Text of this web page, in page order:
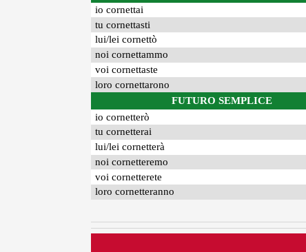
io cornettai
tu cornettasti
lui/lei cornettò
noi cornettammo
voi cornettaste
loro cornettarono
FUTURO SEMPLICE
io cornetterò
tu cornetterai
lui/lei cornetterà
noi cornetteremo
voi cornetterete
loro cornetteranno